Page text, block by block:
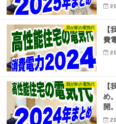
我が家の電気代
【
費
我が家の電気代
【
め
開。